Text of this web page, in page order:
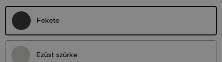
Fekete
Ezüst szürke